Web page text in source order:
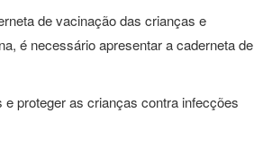
de vacinação das crianças e
é necessário apresentar a caderneta de
proteger as crianças contra infecções